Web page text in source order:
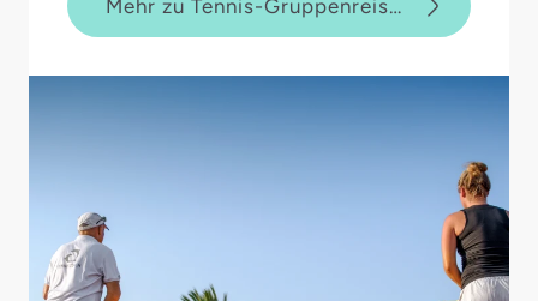
Gruppenreise kostenfrei (nicht kombinierbar mit
Frühbucherrabatt UND Saisonspecial,
Veranstalterangebot).
Limitiertes Kontingent und nur auf Anfrage
buchbar
Mehr zu Tennis-Gruppenreisen